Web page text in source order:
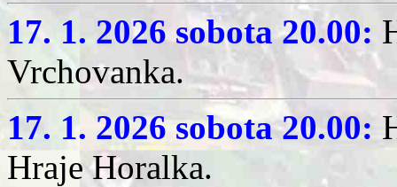
17. 1. 2026 sobota 20.00:
Vrchovanka.
17. 1. 2026 sobota 20.00:
Hraje Horalka.